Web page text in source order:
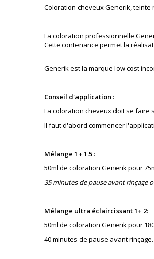
Coloration cheveux Generik, teinte
La coloration professionnelle
Cette contenance permet la
Generik est la marque low cost
Conseil d'application :
La coloration cheveux doit se faire
Il faut d'abord commencer
Mélange 1+ 1.5 :
50ml de coloration Generik pour
35 minutes de pause avant rinçage
Mélange ultra éclaircissant 1+ 2:
50ml de coloration Generik pour
40 minutes de pause avant rinçage.